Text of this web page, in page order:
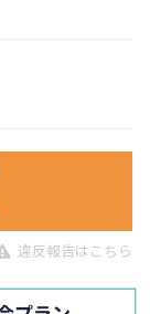
違反報告はこちら